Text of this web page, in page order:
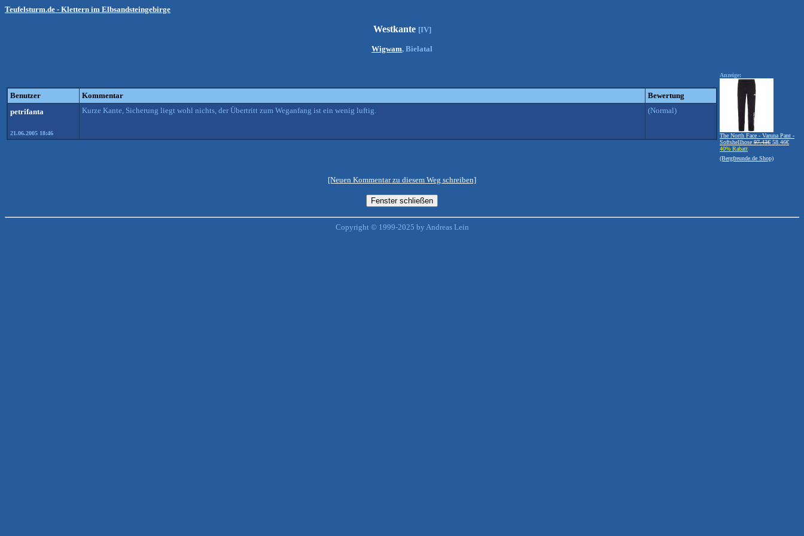
Teufelsturm.de - Klettern im Elbsandsteingebirge
Westkante [IV]
Wigwam, Bielatal
Benutzer Kommentar
Bewertung
petrifanta
21.06.2005 18:46
Kurze Kante, Sicherung liegt wohl nichts, der Übertritt zum Weganfang ist ein wenig luftig. (Normal)
Anzeige:
The North Face - Varuna Pant -
Softshellhose 97.43€ 58.46€
40% Rabatt
(Bergfreunde.de Shop)
[Neuen Kommentar zu diesem Weg schreiben]
Copyright © 1999-2025 by Andreas Lein